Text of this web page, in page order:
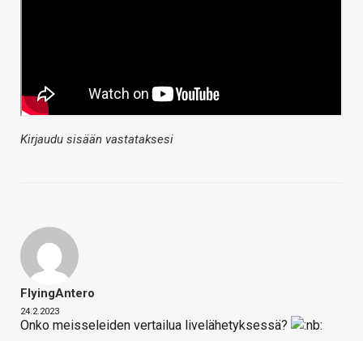
Kirjaudu sisään vastataksesi
FlyingAntero
24.2.2023
Onko meisseleiden vertailua livelähetyksessä?